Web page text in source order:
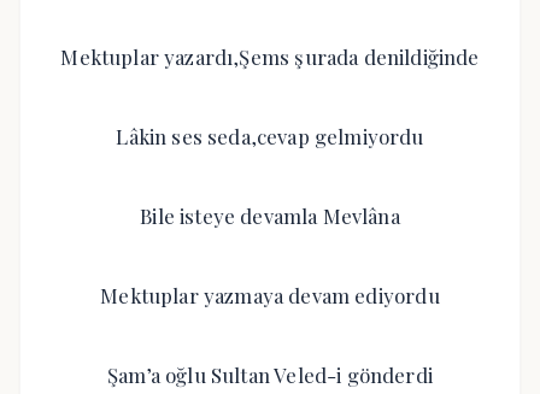
Mektuplar yazardı,Şems şurada denildiğinde
Lâkin ses seda,cevap gelmiyordu
Bile isteye devamla Mevlâna
Mektuplar yazmaya devam ediyordu
Şam’a oğlu Sultan Veled-i gönderdi